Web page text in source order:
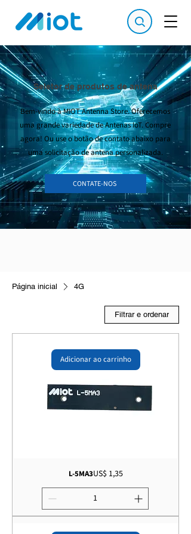
Seletor de produtos de antena
Bem-vindo à MIOT Antenna Store. Oferecemos
uma grande variedade de Antenas IoT. Compre
agora! Ou use o botão de contato abaixo para
uma solicitação de antena personalizada.
CONTATE-NOS
Página inicial 4G
Filtrar e ordenar
Adicionar ao carrinho
L-5MA3Preço
US$ 1,35